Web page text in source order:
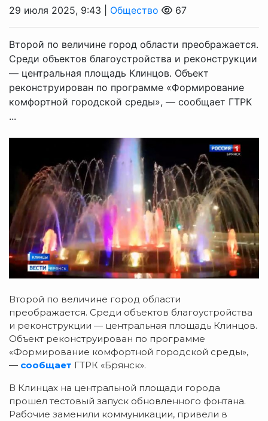
29 июля 2025, 9:43 | Общество 67
Второй по величине город области преображается.
Среди объектов благоустройства и реконструкции
— центральная площадь Клинцов. Объект
реконструирован по программе «Формирование
комфортной городской среды», — сообщает ГТРК
...
Второй по величине город области
преображается. Среди объектов благоустройства
и реконструкции — центральная площадь Клинцов.
Объект реконструирован по программе
«Формирование комфортной городской среды»,
— сообщает ГТРК «Брянск».
В Клинцах на центральной площади города
прошел тестовый запуск обновленного фонтана.
Рабочие заменили коммуникации, привели в